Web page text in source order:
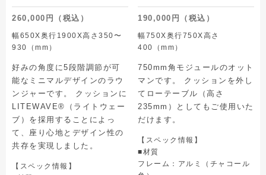
260,000円（税込）
幅650X奥行1900X高さ350〜
930（mm）
好みの角度に5段階調節が可
能なミニマルデザインのラウ
ンジャーです。 クッションに
LITEWAVE®（ライトウェー
ブ）を採用することによっ
て、座り心地とデザイン性の
共存を実現しました。
【スペック情報】
190,000円（税込）
幅750X奥行750X高さ
400（mm）
750mm角モジュールのオット
マンです。 クッションを外し
てローテーブル（高さ
235mm）としてもご使用いた
だけます。
【スペック情報】
■材質
フレーム：アルミ（チャコール